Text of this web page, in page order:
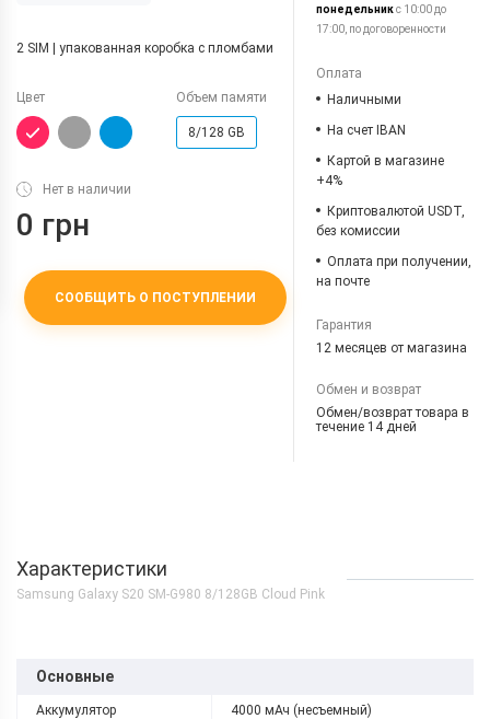
2 SIM | упакованная коробка с пломбами
Цвет Объем памяти
8/128 GB
Нет в наличии
0 грн
СООБЩИТЬ О ПОСТУПЛЕНИИ
понедельникс 10:00 до
17:00, по договоренности
Оплата
Наличными
На счет IBAN
Картой в магазине
+4%
Криптовалютой USDT,
без комиссии
Оплата при получении,
на почте
Гарантия
12 месяцев от магазина
Обмен и возврат
Обмен/возврат товара в
течение 14 дней
Характеристики
Samsung Galaxy S20 SM-G980 8/128GB Cloud Pink
Основные
Аккумулятор 4000 мАч (несъемный)